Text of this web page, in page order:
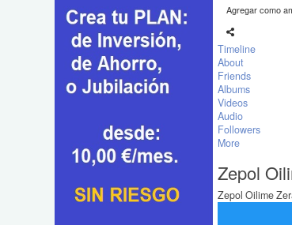
Agregar como
Timeline
About
Friends
Albums
Videos
Audio
Followers
More
Zepol
Zepol Oilime